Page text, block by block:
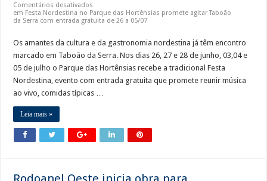
Comentários desativados
em Festa Nordestina no Parque das Hortênsias promete agitar Taboão
da Serra com entrada gratuita de 26 a 05/07
Os amantes da cultura e da gastronomia nordestina já têm encontro
marcado em Taboão da Serra. Nos dias 26, 27 e 28 de junho, 03,04 e
05 de julho o Parque das Hortênsias recebe a tradicional Festa
Nordestina, evento com entrada gratuita que promete reunir música
ao vivo, comidas típicas …
Leia mais »